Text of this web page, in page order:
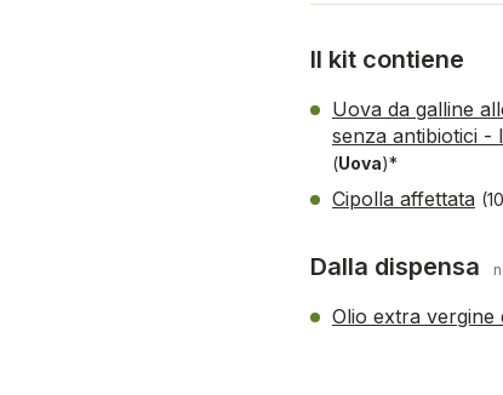
Il kit contiene
Uova da galline
senza antibiotici -
(Uova)*
Cipolla affettata
Dalla dispensa
Olio extra vergine